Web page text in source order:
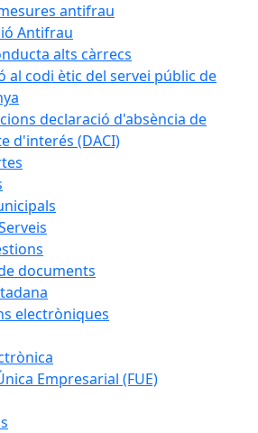
antifrau
Antifrau
alts càrrecs
al codi ètic del servei públic de
declaració d'absència de
d'interés (DACI)
documents
electròniques
Empresarial (FUE)